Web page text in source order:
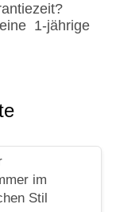
1-jährige
im
Stil